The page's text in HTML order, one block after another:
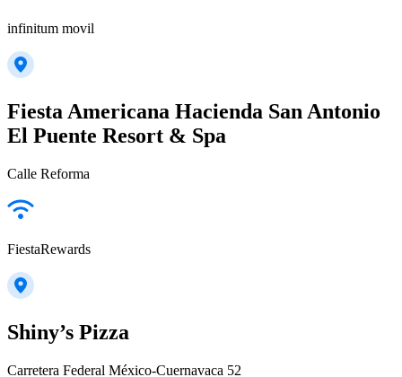
infinitum movil
Fiesta Americana Hacienda San Antonio
El Puente Resort & Spa
Calle Reforma
FiestaRewards
Shiny’s Pizza
Carretera Federal México-Cuernavaca 52